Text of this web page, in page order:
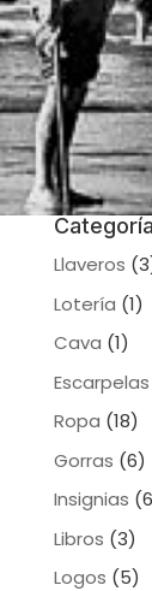
Llaveros
Lotería (1)
Cava (1)
Escarpelas
Ropa (18)
Gorras (6)
Insignias
Libros (3)
Logos (5)